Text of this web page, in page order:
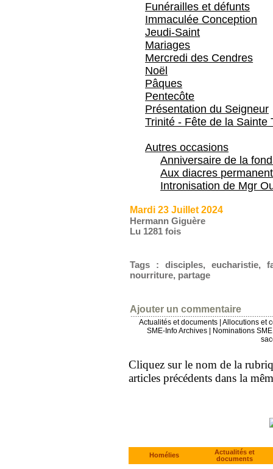
Funérailles et défunts
Immaculée Conception
Jeudi-Saint
Mariages
Mercredi des Cendres
Noël
Pâques
Pentecôte
Présentation du Seigneur
Trinité - Fête de la Sainte
Autres occasions
Anniversaire de la
Aux diacres
Intronisation de Mgr
Mardi 23 Juillet 2024
Hermann Giguère
Lu 1281 fois
Tags : disciples, eucharistie,
nourriture, partage
Ajouter un commentaire
Actualités et documents
Allocutions et
SME-Info Archives
Nominations
Cliquez sur le nom de la
articles précédents dans la
Homélies
Actualités et
documents